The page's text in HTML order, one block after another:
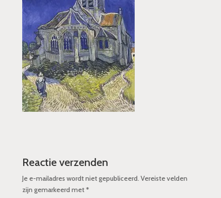
Reactie verzenden
Je e-mailadres wordt niet gepubliceerd. Vereiste velden
zijn gemarkeerd met*